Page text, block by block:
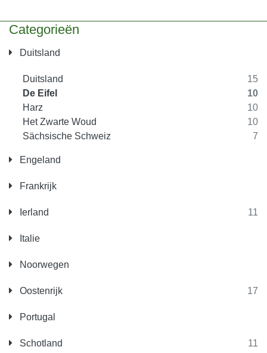
Categorieën
Duitsland
Duitsland
15
De Eifel
10
Harz
10
Het Zwarte Woud
10
Sächsische Schweiz
7
Engeland
Frankrijk
Ierland 11
Italie
Noorwegen
Oostenrijk 17
Portugal
Schotland 11